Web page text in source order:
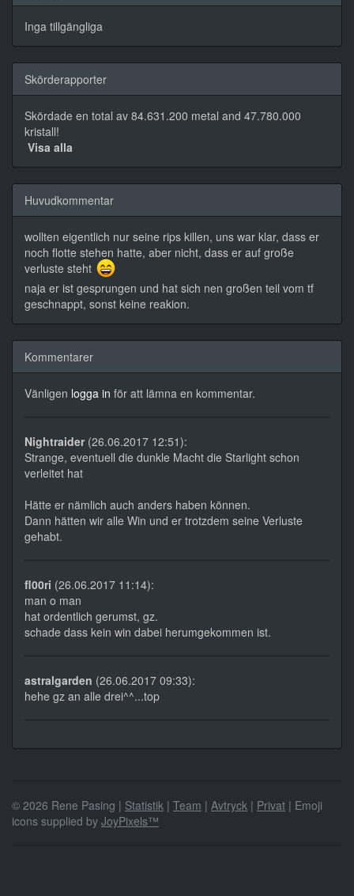
Inga tillgängliga
Skörderapporter
Skördade en total av 84.631.200 metal and 47.780.000
kristall!
Visa alla
Huvudkommentar
wollten eigentlich nur seine rips killen, uns war klar, dass er
noch flotte stehen hatte, aber nicht, dass er auf große
verluste steht
naja er ist gesprungen und hat sich nen großen teil vom tf
geschnappt, sonst keine reakion.
Kommentarer
Vänligen logga in för att lämna en kommentar.
Nightraider (26.06.2017 12:51):
Strange, eventuell die dunkle Macht die Starlight schon
verleitet hat
Hätte er nämlich auch anders haben können.
Dann hätten wir alle Win und er trotzdem seine Verluste
gehabt.
fl00ri (26.06.2017 11:14):
man o man
hat ordentlich gerumst, gz.
schade dass kein win dabei herumgekommen ist.
astralgarden (26.06.2017 09:33):
hehe gz an alle drei^^...top
© 2026 Rene Pasing | Statistik | Team | Avtryck | Privat | Emoji
icons supplied by JoyPixels™